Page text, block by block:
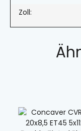
Zoll: